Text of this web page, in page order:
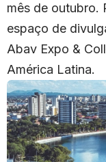
mês de outubro.
espaço de
Abav Expo &
América Latina.